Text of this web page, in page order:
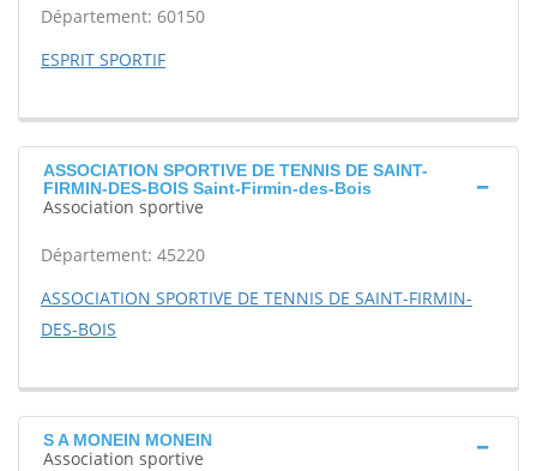
Département: 60150
ESPRIT SPORTIF
ASSOCIATION SPORTIVE DE TENNIS DE SAINT-
FIRMIN-DES-BOIS Saint-Firmin-des-Bois
Association sportive
Département: 45220
ASSOCIATION SPORTIVE DE TENNIS DE SAINT-FIRMIN-
DES-BOIS
S A MONEIN MONEIN
Association sportive